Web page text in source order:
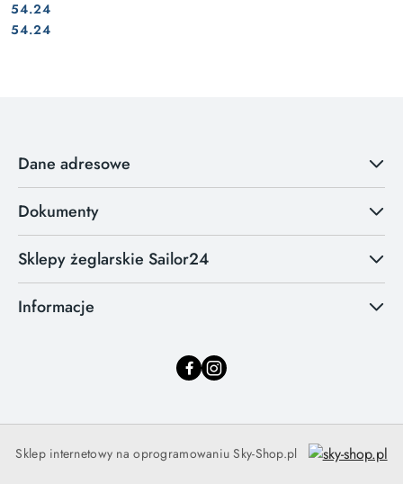
Cena:
54.24
Cena:
54.24
Dane adresowe
Dokumenty
Sklepy żeglarskie Sailor24
Informacje
Sklep internetowy na oprogramowaniu Sky-Shop.pl